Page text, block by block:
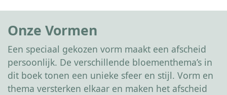
Onze Vormen
Een speciaal gekozen vorm maakt een afscheid
persoonlijk. De verschillende bloementhema’s in
dit boek tonen een unieke sfeer en stijl. Vorm en
thema versterken elkaar en maken het afscheid